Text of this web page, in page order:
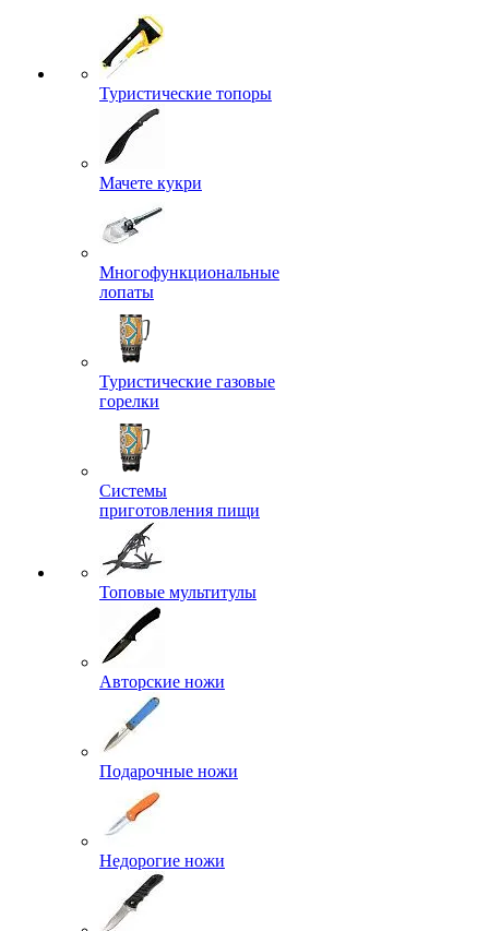
Туристические топоры
Мачете кукри
Многофункциональные
лопаты
Туристические газовые
горелки
Системы
приготовления пищи
Топовые мультитулы
Авторские ножи
Подарочные ножи
Недорогие ножи